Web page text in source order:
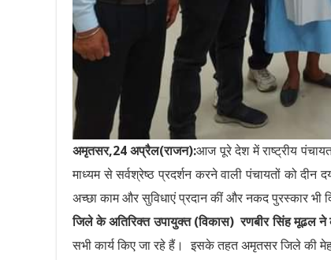
अमृतसर,24 अप्रैल(राजन):आज पूरे देश में राष्ट्रीय
माध्यम से सर्वश्रेष्ठ प्रदर्शन करने वाली पंचायतों को
अच्छा काम और सुविधाएं प्रदान कीं और नकद पुरस्कार भी
जिले के अतिरिक्त उपायुक्त (विकास) रणबीर सिंह मूढल ने
सभी कार्य किए जा रहे हैं। इसके तहत अमृतसर जिले की